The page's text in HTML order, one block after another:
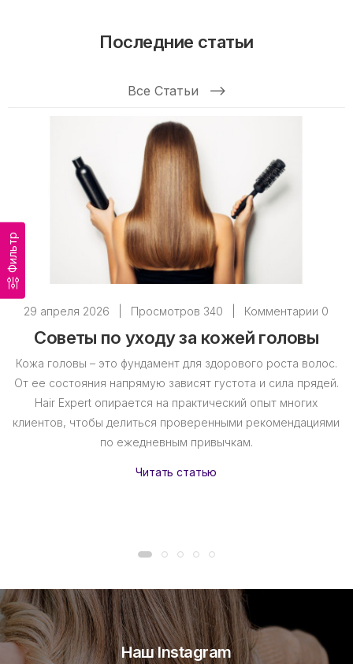
Фильтр
Последние статьи
Все Статьи
29 апреля 2026 Просмотров 340 Комментарии 0
Советы по уходу за кожей головы
Кожа головы – это фундамент для здорового роста волос.
От ее состояния напрямую зависят густота и сила прядей.
Hair Expert опирается на практический опыт многих
клиентов, чтобы делиться проверенными рекомендациями
по ежедневным привычкам.
Читать статью
Наш Instagram